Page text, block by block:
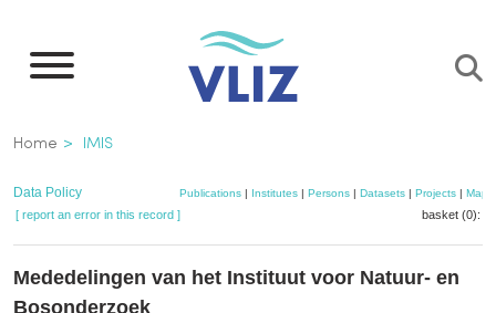
main
Breadcrumb
Home IMIS
Data Policy Publications | Institutes | Persons | Datasets | Projects | Maps
[ report an error in this record ] basket (0):
Mededelingen van het Instituut voor Natuur- en
Bosonderzoek